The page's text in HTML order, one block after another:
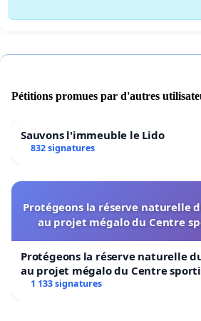
Pétitions promues par d'autres
Sauvons l'immeuble le Lido
832 signatures
Protégeons la réserve naturelle
au projet mégalo du Centre
Protégeons la réserve naturelle
au projet mégalo du Centre
1 133 signatures